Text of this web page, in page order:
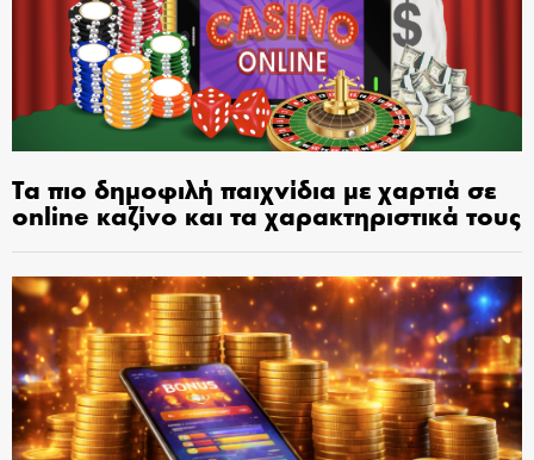
Τα πιο δημοφιλή παιχνίδια με χαρτιά σε
online καζίνο και τα χαρακτηριστικά τους